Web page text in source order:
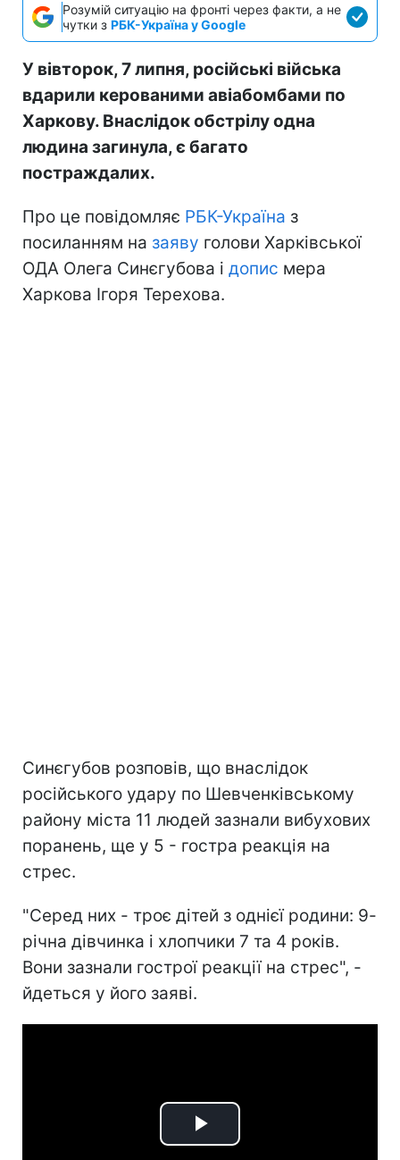
Розумій ситуацію на фронті через факти, а не
чутки з РБК-Україна у Google
У вівторок, 7 липня, російські війська
вдарили керованими авіабомбами по
Харкову. Внаслідок обстрілу одна
людина загинула, є багато
постраждалих.
Про це повідомляє РБК-Україна з
посиланням на заяву голови Харківської
ОДА Олега Синєгубова і допис мера
Харкова Ігоря Терехова.
Синєгубов розповів, що внаслідок
російського удару по Шевченківському
району міста 11 людей зазнали вибухових
поранень, ще у 5 - гостра реакція на
стрес.
"Серед них - троє дітей з однієї родини: 9-
річна дівчинка і хлопчики 7 та 4 років.
Вони зазнали гострої реакції на стрес", -
йдеться у його заяві.
Play